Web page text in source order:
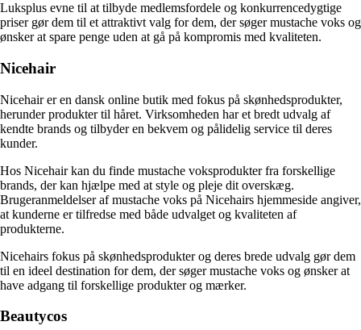
Luksplus evne til at tilbyde medlemsfordele og konkurrencedygtige
priser gør dem til et attraktivt valg for dem, der søger mustache voks og
ønsker at spare penge uden at gå på kompromis med kvaliteten.
Nicehair
Nicehair er en dansk online butik med fokus på skønhedsprodukter,
herunder produkter til håret. Virksomheden har et bredt udvalg af
kendte brands og tilbyder en bekvem og pålidelig service til deres
kunder.
Hos Nicehair kan du finde mustache voksprodukter fra forskellige
brands, der kan hjælpe med at style og pleje dit overskæg.
Brugeranmeldelser af mustache voks på Nicehairs hjemmeside angiver,
at kunderne er tilfredse med både udvalget og kvaliteten af
produkterne.
Nicehairs fokus på skønhedsprodukter og deres brede udvalg gør dem
til en ideel destination for dem, der søger mustache voks og ønsker at
have adgang til forskellige produkter og mærker.
Beautycos